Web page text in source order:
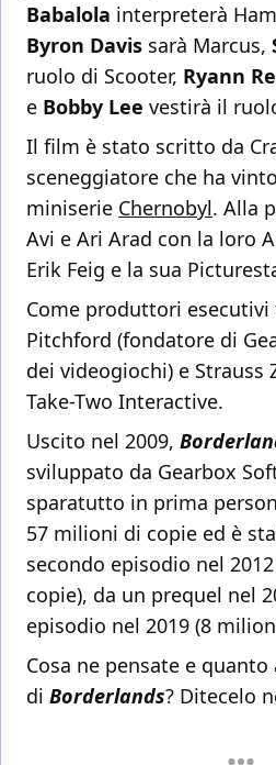
Babalola interpreterà
Byron Davis sarà Marcus,
ruolo di Scooter, Ryann
e Bobby Lee vestirà il
Il film è stato scritto da
sceneggiatore che ha
miniserie Chernobyl. Alla
Avi e Ari Arad con la loro
Erik Feig e la sua
Come produttori esecutivi
Pitchford (fondatore di
dei videogiochi) e Strauss
Take-Two Interactive.
Uscito nel 2009,
sviluppato da Gearbox
sparatutto in prima
57 milioni di copie ed è
secondo episodio nel
copie), da un prequel nel
episodio nel 2019 (8
Cosa ne pensate e
di Borderlands? Ditecelo